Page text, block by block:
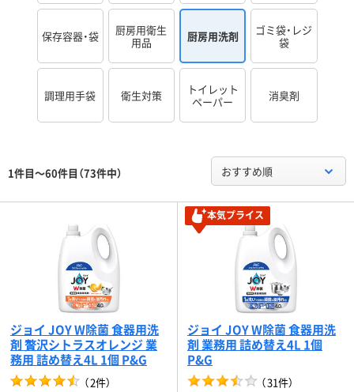
保存容器・袋
厨房用衛生
用品
厨房用洗剤
ゴミ袋・レジ
袋
調理用手袋 衛生対策
トイレット
ペーパー
消臭剤
1件目～60件目（73件中） おすすめ順
ジョイ JOY W除菌 食器用洗
剤 贅沢シトラスオレンジ 業
務用 詰め替え4L 1個 P&G
（2件）
本気プライス
ジョイ JOY W除菌 食器用洗
剤 業務用 詰め替え4L 1個
P&G
（31件）